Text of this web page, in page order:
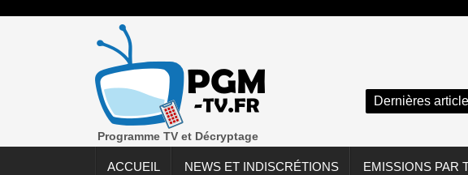
Programme TV et Décryptage
Dernières
ACCUEIL NEWS ET INDISCRÉTIONS EMISSIONS PAR